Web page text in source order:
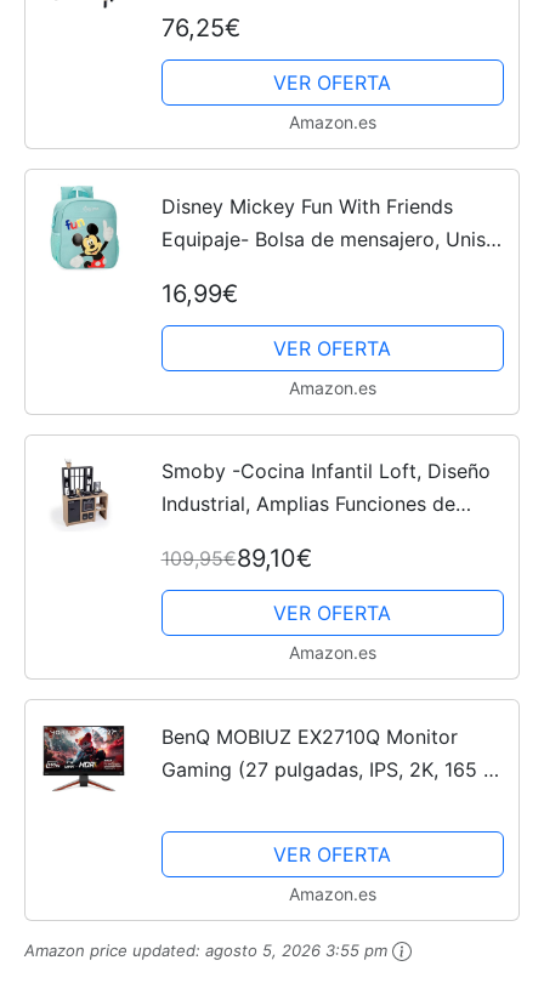
x 91 cm, de Acero Inoxidable y
Madera, Juguete para...
76,25€
VER OFERTA
Amazon.es
Disney Mickey Fun With Friends
Equipaje- Bolsa de mensajero, Unisex
16,99€
VER OFERTA
Amazon.es
Smoby -Cocina Infantil Loft, Diseño
Industrial, Amplias Funciones de
Horno, Nevera, Máquina Café, 32
Accesorios, Juguete Niños...
109,95€89,10€
VER OFERTA
Amazon.es
BenQ MOBIUZ EX2710Q Monitor
Gaming (27 pulgadas, IPS, 2K, 165 Hz
144 Hz compatible)
VER OFERTA
Amazon.es
Amazon price updated: agosto 5, 2026 3:55 pm